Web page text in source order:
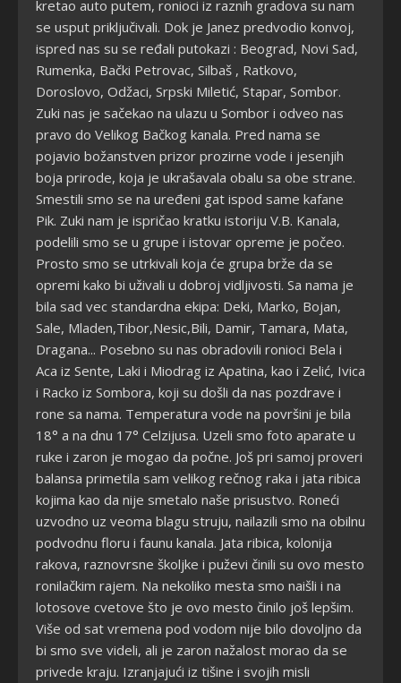
kretao auto putem, ronioci iz raznih gradova su nam
se usput priključivali. Dok je Janez predvodio konvoj,
ispred nas su se ređali putokazi : Beograd, Novi Sad,
Rumenka, Bački Petrovac, Silbaš , Ratkovo,
Doroslovo, Odžaci, Srpski Miletić, Stapar, Sombor.
Zuki nas je sačekao na ulazu u Sombor i odveo nas
pravo do Velikog Bačkog kanala. Pred nama se
pojavio božanstven prizor prozirne vode i jesenjih
boja prirode, koja je ukrašavala obalu sa obe strane.
Smestili smo se na uređeni gat ispod same kafane
Pik. Zuki nam je ispričao kratku istoriju V.B. Kanala,
podelili smo se u grupe i istovar opreme je počeo.
Prosto smo se utrkivali koja će grupa brže da se
opremi kako bi uživali u dobroj vidljivosti. Sa nama je
bila sad vec standardna ekipa: Deki, Marko, Bojan,
Sale, Mladen,Tibor,Nesic,Bili, Damir, Tamara, Mata,
Dragana... Posebno su nas obradovili ronioci Bela i
Aca iz Sente, Laki i Miodrag iz Apatina, kao i Zelić, Ivica
i Racko iz Sombora, koji su došli da nas pozdrave i
rone sa nama. Temperatura vode na površini je bila
18° a na dnu 17° Celzijusa. Uzeli smo foto aparate u
ruke i zaron je mogao da počne. Još pri samoj proveri
balansa primetila sam velikog rečnog raka i jata ribica
kojima kao da nije smetalo naše prisustvo. Roneći
uzvodno uz veoma blagu struju, nailazili smo na obilnu
podvodnu floru i faunu kanala. Jata ribica, kolonija
rakova, raznovrsne školjke i puževi činili su ovo mesto
ronilačkim rajem. Na nekoliko mesta smo naišli i na
lotosove cvetove što je ovo mesto činilo još lepšim.
Više od sat vremena pod vodom nije bilo dovoljno da
bi smo sve videli, ali je zaron nažalost morao da se
privede kraju. Izranjajući iz tišine i svojih misli